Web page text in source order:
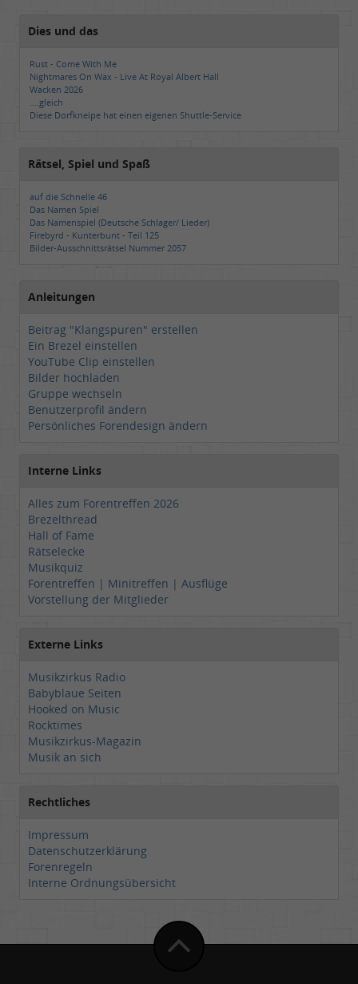
Dies und das
Rust - Come With Me
Nightmares On Wax - Live At Royal Albert Hall
Wacken 2026
....gleich
Diese Dorfkneipe hat einen eigenen Shuttle-Service
Rätsel, Spiel und Spaß
auf die Schnelle 46
Das Namen Spiel
Das Namenspiel (Deutsche Schlager/ Lieder)
Firebyrd - Kunterbunt - Teil 125
Bilder-Ausschnittsrätsel Nummer 2057
Anleitungen
Beitrag "Klangspuren" erstellen
Ein Brezel einstellen
YouTube Clip einstellen
Bilder hochladen
Gruppe wechseln
Benutzerprofil ändern
Persönliches Forendesign ändern
Interne Links
Alles zum Forentreffen 2026
Brezelthread
Hall of Fame
Rätselecke
Musikquiz
Forentreffen | Minitreffen | Ausflüge
Vorstellung der Mitglieder
Externe Links
Musikzirkus Radio
Babyblaue Seiten
Hooked on Music
Rocktimes
Musikzirkus-Magazin
Musik an sich
Rechtliches
Impressum
Datenschutzerklärung
Forenregeln
Interne Ordnungsübersicht